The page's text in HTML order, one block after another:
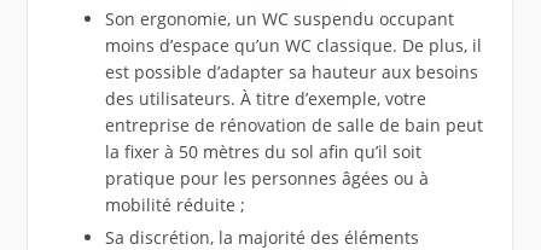
Son ergonomie, un WC suspendu occupant
moins d’espace qu’un WC classique. De plus, il
est possible d’adapter sa hauteur aux besoins
des utilisateurs. À titre d’exemple, votre
entreprise de rénovation de salle de bain peut
la fixer à 50 mètres du sol afin qu’il soit
pratique pour les personnes âgées ou à
mobilité réduite ;
Sa discrétion, la majorité des éléments